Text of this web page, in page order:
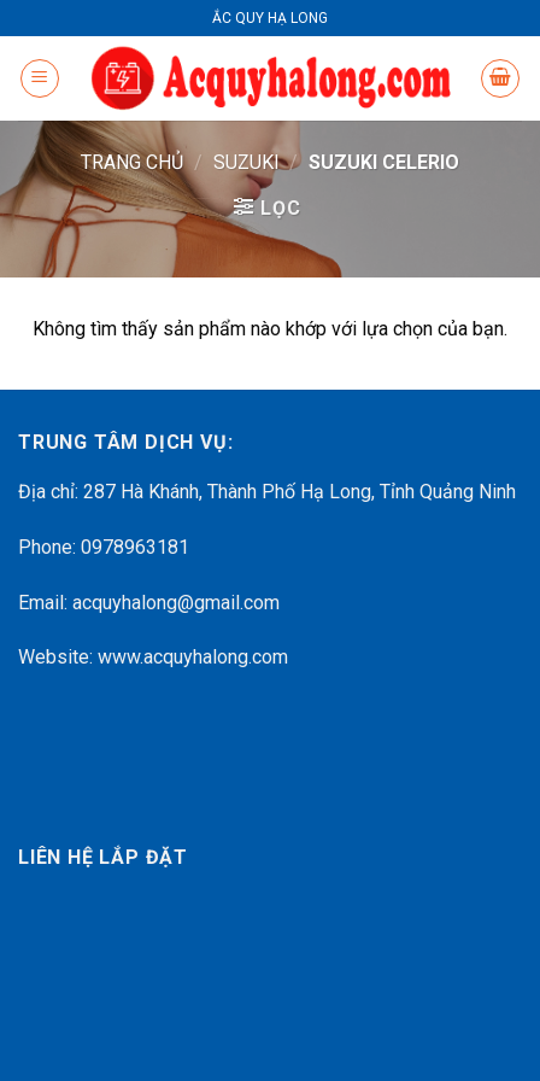
to
content
ẮC QUY HẠ LONG
TRANG CHỦ / SUZUKI / SUZUKI CELERIO
LỌC
Không tìm thấy sản phẩm nào khớp với lựa chọn của bạn.
TRUNG TÂM DỊCH VỤ:
Địa chỉ: 287 Hà Khánh, Thành Phố Hạ Long, Tỉnh Quảng Ninh
Phone: 0978963181
Email: acquyhalong@gmail.com
Website: www.acquyhalong.com
LIÊN HỆ LẮP ĐẶT